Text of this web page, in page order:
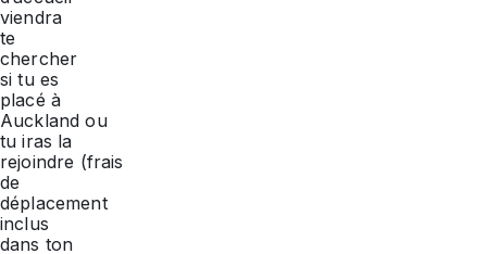
viendra
te
chercher
si tu es
placé à
Auckland ou
tu iras la
rejoindre (frais
de
déplacement
inclus
dans ton